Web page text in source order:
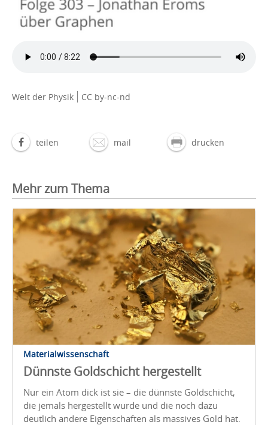
Welt der Physik CC by-nc-nd
teilen mail drucken
Mehr zum Thema
Materialwissenschaft
Dünnste Goldschicht hergestellt
Nur ein Atom dick ist sie – die dünnste Goldschicht,
die jemals hergestellt wurde und die noch dazu
deutlich andere Eigenschaften als massives Gold hat.